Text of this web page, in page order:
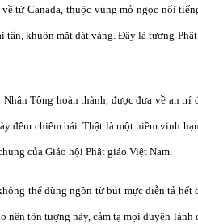
từ Canada, thuộc vùng mỏ ngọc nổi
tấn, khuôn mặt dát vàng. Đây là tượng
Tông hoàn thành, được đưa về an
đêm chiêm bái. Thật là một niềm vinh
của Giáo hội Phật giáo Việt Nam.
thể dùng ngôn từ bút mực diễn tả
nên tôn tượng này, cảm tạ mọi duyên